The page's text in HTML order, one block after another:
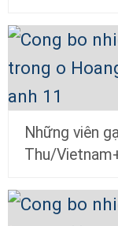
Những viên
Thu/